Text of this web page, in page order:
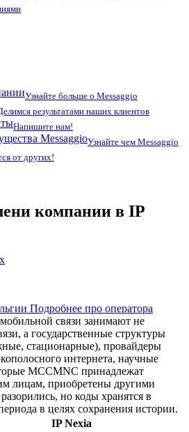
Узнайте больше о Messaggio
результатами наших клиентов
Напишите нам!
MessaggioУзнайте чем Messaggio
от других!
компании в IP
Подробнее про оператора
связи занимают не
а государственные структуры
стационарные), провайдеры
интернета, научные
MCCMNC принадлежат
лицам, приобретены другими
но коды хранятся в
в целях сохранения истории.
IP Nexia